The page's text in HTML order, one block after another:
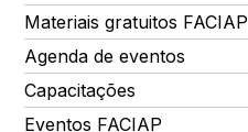
Materiais gratuitos FACIAP
Agenda de eventos
Capacitações
Eventos FACIAP